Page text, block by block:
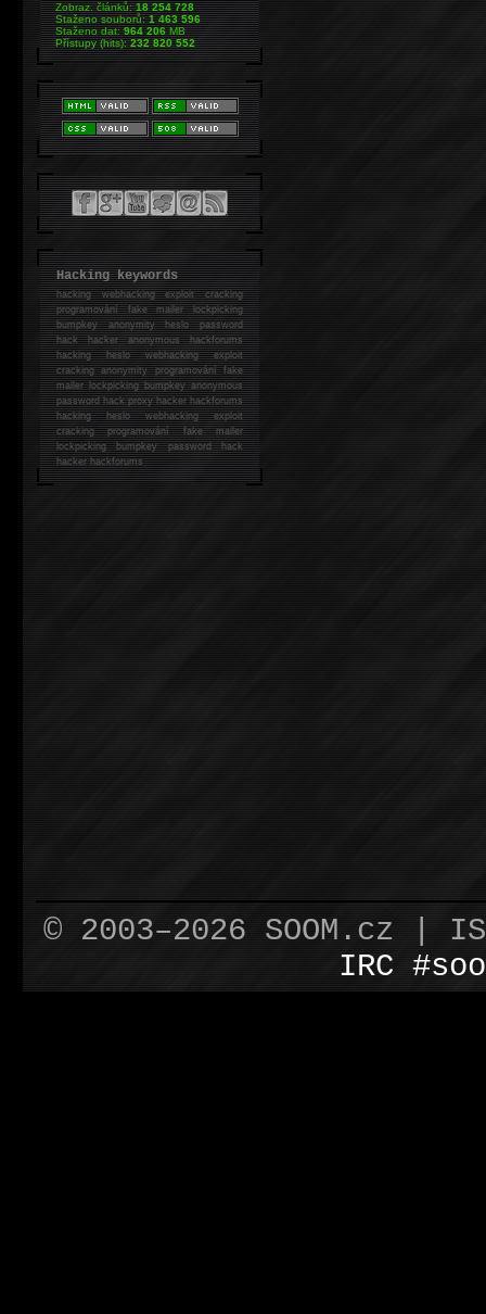
Zobraz. článků:18 254 728
Staženo souborů:1 463 596
Staženo dat:964 206MB
Přístupy (hits):232 820 552
Hacking keywords
hackingwebhacking exploit cracking
programování fake mailer lockpicking
bumpkey anonymity heslo password
hackhacker anonymous hackforums
hackingheslo webhacking exploit
cracking anonymity programování fake
mailer lockpicking bumpkey anonymous
password hack proxy hacker hackforums
hacking heslo webhacking exploit
cracking programování fake mailer
lockpicking bumpkey password hack
hackerhackforums
© 2003–2026 SOOM.cz |
IRC